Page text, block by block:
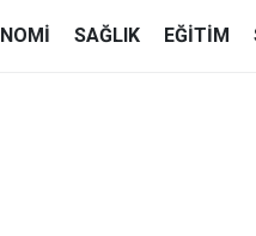
SAĞLIK EĞITIM